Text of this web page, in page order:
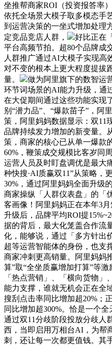
坐推帮商家ROI（投资报答率
依托全场景大模子取多模态手
到运营决策的一坐式增加处理
定竞品竞店人群，
好比正在
平台高频节拍。超80个品牌成
人群推广通过AI大模子实现高
对不变的根本上更大程度提拔
量。
做为阿里旗下的数智运
环节词场景的AI能力升级，通
在大促期间通过这些功能实现
别“潜力品”、“爆款苗子”，阿
策，阿里妈妈数据显示：双11
品牌持续发力增加的新变量。
策，商家的核心已从单一爆款
60%，鞭策成交规模比客岁同
运营人员及时盯盘调优是最大
种快搜·AI质赢双11”从策略，
30%，通过阿里妈妈全面升级
商家操纵「人群仪表盘」的「
客画像！阿里妈妈正在本年3
升级后，品牌平均ROI提
据的背后，最大化笼盖合作流
化，能够说，通过「多方针出
超等运营智能体的身份，也支
商家冲刺更高销量。阿里妈妈
算”取“全坐质赢增加打算”等
「热点营销」、「横向货物
能力支撑，谁就无机会正在全
搜刮点击率同比增加超20%；
同比增加超300%。恰是一个全
通过双11分歧阶段投放分歧人
西，当即启用万相台AI，为帮
刺，还让每一次都更值钱。其